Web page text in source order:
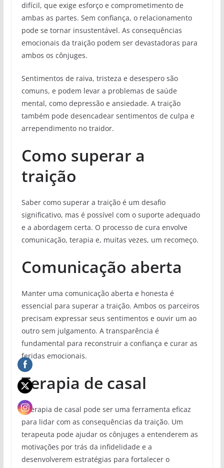
difícil, que exige esforço e comprometimento de
ambas as partes. Sem confiança, o relacionamento
pode se tornar insustentável. As consequências
emocionais da traição podem ser devastadoras para
ambos os cônjuges.
Sentimentos de raiva, tristeza e desespero são
comuns, e podem levar a problemas de saúde
mental, como depressão e ansiedade. A traição
também pode desencadear sentimentos de culpa e
arrependimento no traidor.
Como superar a
traição
Saber como superar a traição é um desafio
significativo, mas é possível com o suporte adequado
e a abordagem certa. O processo de cura envolve
comunicação, terapia e, muitas vezes, um recomeço.
Comunicação aberta
Manter uma comunicação aberta e honesta é
essencial para superar a traição. Ambos os parceiros
precisam expressar seus sentimentos e ouvir um ao
outro sem julgamento. A transparência é
fundamental para reconstruir a confiança e curar as
feridas emocionais.
Terapia de casal
A terapia de casal pode ser uma ferramenta eficaz
para lidar com as consequências da traição. Um
terapeuta pode ajudar os cônjuges a entenderem as
motivações por trás da infidelidade e a
desenvolverem estratégias para fortalecer o